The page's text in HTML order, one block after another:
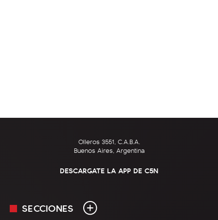
Olleros 3551, C.A.B.A.
Buenos Aires, Argentina
DESCARGATE LA APP DE C5N
SECCIONES